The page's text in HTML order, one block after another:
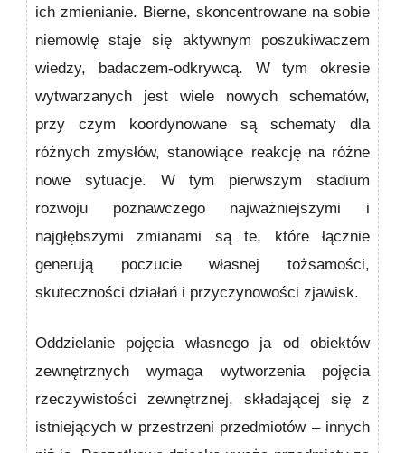
ich zmienianie. Bierne, skoncentrowane na sobie
niemowlę staje się aktyw­nym poszukiwaczem
wiedzy, badaczem-odkrywcą. W tym okresie
wytwarzanych jest wiele nowych schematów,
przy czym koordynowane są schematy dla
różnych zmysłów, stanowiące reakcję na różne
nowe sytuacje. W tym pierwszym stadium
rozwoju poznawczego naj­ważniejszymi i
najgłębszymi zmianami są te, które łącznie
generują poczucie własnej tożsamości,
skuteczności dzia­łań i przyczynowości zjawisk.
Oddzielanie pojęcia własnego ja od obiektów
zewnętrz­nych wymaga wytworzenia pojęcia
rzeczywistości zewnętrznej, składającej się z
istniejących w przestrzeni przedmiotów – innych